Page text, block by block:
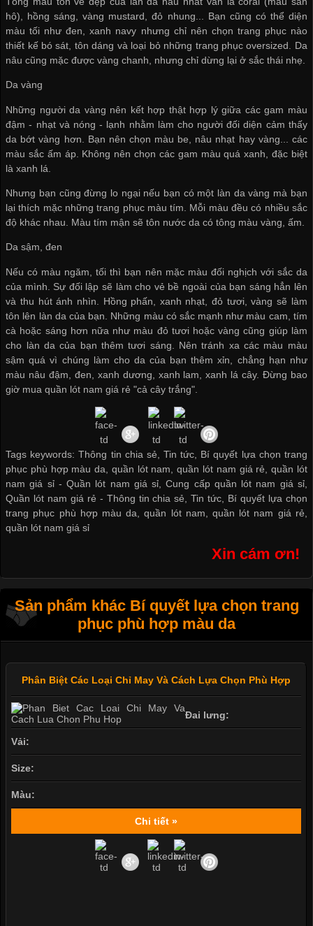
hô), hồng sáng, vàng mustard, đỏ nhung... Bạn cũng có thể diện
màu tối như đen, xanh navy nhưng chỉ nên chọn trang phục nào
thiết kế bó sát, tôn dáng và loại bỏ những trang phục oversized. Da
nâu cũng mặc được vàng chanh, nhưng chỉ dừng lại ở sắc thái nhẹ.
Da vàng
Những người da vàng nên kết hợp thật hợp lý giữa các gam màu
đậm - nhạt và nóng - lạnh nhằm làm cho người đối diện cảm thấy
da bớt vàng hơn. Bạn nên chọn màu be, nâu nhạt hay vàng... các
màu sắc ấm áp. Không nên chọn các gam màu quá xanh, đặc biệt
là xanh lá.
Nhưng bạn cũng đừng lo ngại nếu bạn có một làn da vàng mà bạn
lại thích mặc những trang phục màu tím. Mỗi màu đều có nhiều sắc
độ khác nhau. Màu tím mận sẽ tôn nước da có tông màu vàng, ấm.
Da sậm, đen
Nếu có màu ngăm, tối thì bạn nên mặc màu đối nghịch với sắc da
của mình. Sự đối lập sẽ làm cho vẻ bề ngoài của bạn sáng hẳn lên
và thu hút ánh nhìn. Hồng phấn, xanh nhạt, đỏ tươi, vàng sẽ làm
tôn lên làn da của bạn. Những màu có sắc mạnh như màu cam, tím
cà hoặc sáng hơn nữa như màu đỏ tươi hoặc vàng cũng giúp làm
cho làn da của bạn thêm tươi sáng. Nên tránh xa các màu màu
sậm quá vì chúng làm cho da của bạn thêm xỉn, chẳng hạn như
màu nâu đậm, đen, xanh dương, xanh lam, xanh lá cây. Đừng bao
giờ mua quần lót nam giá rẻ "cả cây trắng".
Tags keywords: Thông tin chia sẻ, Tin tức, Bí quyết lựa chọn trang
phục phù hợp màu da, quần lót nam, quần lót nam giá rẻ, quần lót
nam giá sỉ -Quần lót nam giá sỉ ,Cung cấp quần lót nam giá sỉ,
Quần lót nam giá rẻ - Thông tin chia sẻ ,Tin tức
Bí quyết lựa chọn
trang phục phù hợp màu da ,quần lót nam ,quần lót nam giá rẻ
quần lót nam giá sỉ
Xin cám ơn!
Sản phẩm khác Bí quyết lựa chọn trang
phục phù hợp màu da
Phân Biệt Các Loại Chỉ May Và Cách Lựa Chọn Phù Hợp
Đai lưng:
Vải:
Size:
Màu:
Chi tiết »